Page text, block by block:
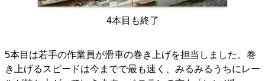
4本目も終了
5本目は若手の作業員が滑車の巻き上げを担当しました。巻
き上げるスピードは今までで最も速く、みるみるうちにレー